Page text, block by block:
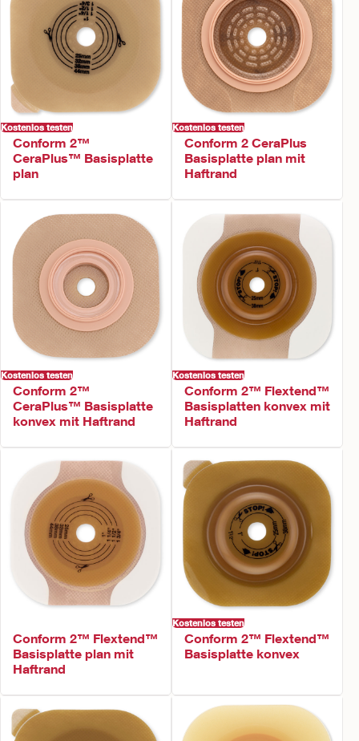
Kostenlos testen
Conform 2™
CeraPlus™ Basisplatte
plan
Kostenlos testen
Conform 2 CeraPlus
Basisplatte plan mit
Haftrand
Kostenlos testen
Conform 2™
CeraPlus™ Basisplatte
konvex mit Haftrand
Kostenlos testen
Conform 2™ Flextend™
Basisplatten konvex mit
Haftrand
Conform 2™ Flextend™
Basisplatte plan mit
Haftrand
Kostenlos testen
Conform 2™ Flextend™
Basisplatte konvex